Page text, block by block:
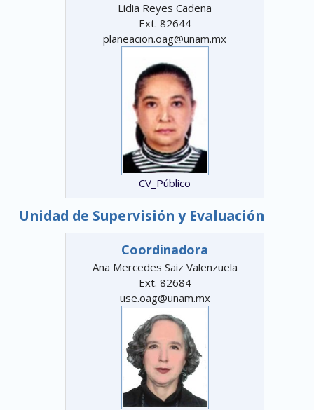
Lidia Reyes Cadena
Ext. 82644
planeacion.oag@unam.mx
CV_Público
Unidad de Supervisión y Evaluación
Coordinadora
Ana Mercedes Saiz Valenzuela
Ext. 82684
use.oag@unam.mx